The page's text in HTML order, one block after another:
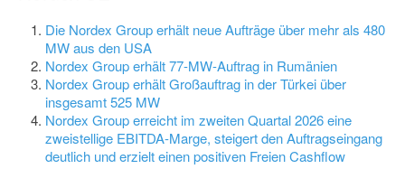
Die Nordex Group erhält neue Aufträge über mehr als 480
MW aus den USA
Nordex Group erhält 77-MW-Auftrag in Rumänien
Nordex Group erhält Großauftrag in der Türkei über
insgesamt 525 MW
Nordex Group erreicht im zweiten Quartal 2026 eine
zweistellige EBITDA-Marge, steigert den Auftragseingang
deutlich und erzielt einen positiven Freien Cashflow